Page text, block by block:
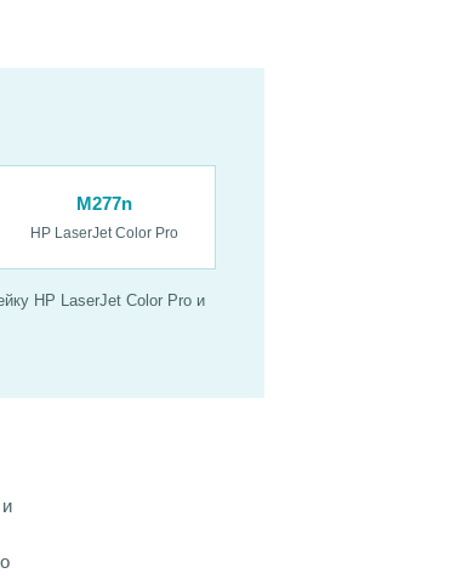
M277n
HP LaserJet Color Pro
HP LaserJet Color Pro и